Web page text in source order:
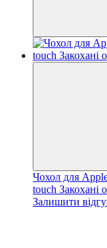
Чохол для
touch Закохані
Залишити